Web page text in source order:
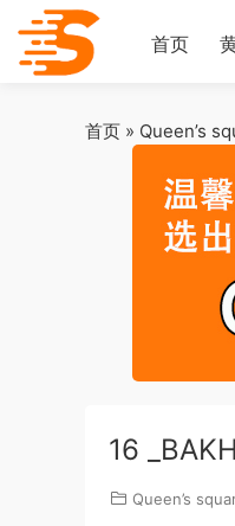
首页
首页 » Queen’s
16
Queen’s